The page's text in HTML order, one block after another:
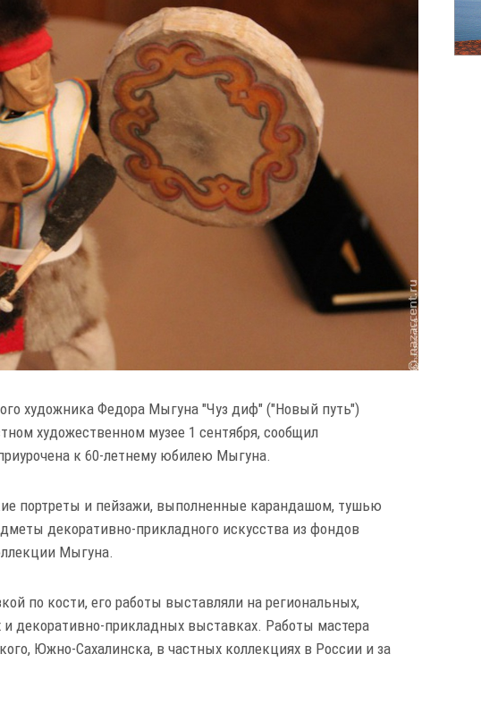
художника Федора Мыгуна "Чуз диф" ("Новый путь")
художественном музее 1 сентября, сообщил
к 60-летнему юбилею Мыгуна.
портреты и пейзажи, выполненные карандашом, тушью
декоративно-прикладного искусства из фондов
Мыгуна.
по кости, его работы выставляли на региональных,
и декоративно-прикладных выставках. Работы мастера
Южно-Сахалинска, в частных коллекциях в России и за